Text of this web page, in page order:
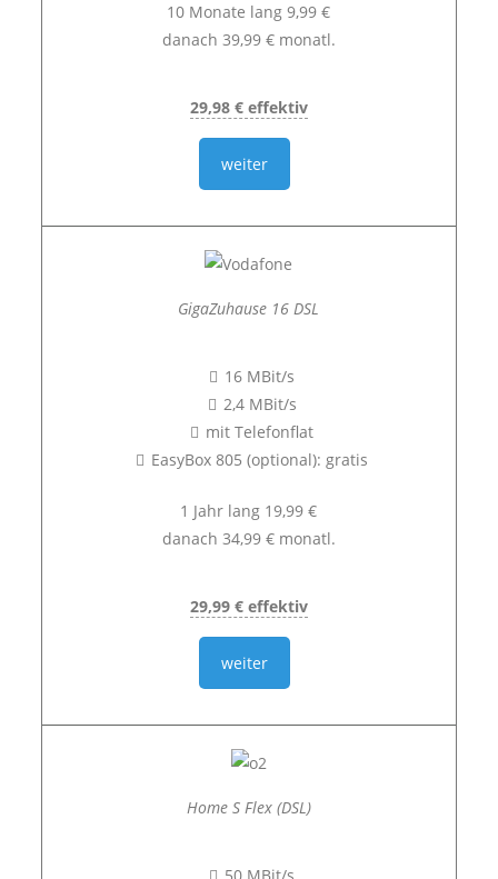
10 Monate lang 9,99 €
danach 39,99 € monatl.
29,98 € effektiv
weiter
GigaZuhause 16 DSL
16 MBit/s
2,4 MBit/s
mit Telefonflat
EasyBox 805 (optional): gratis
1 Jahr lang 19,99 €
danach 34,99 € monatl.
29,99 € effektiv
weiter
Home S Flex (DSL)